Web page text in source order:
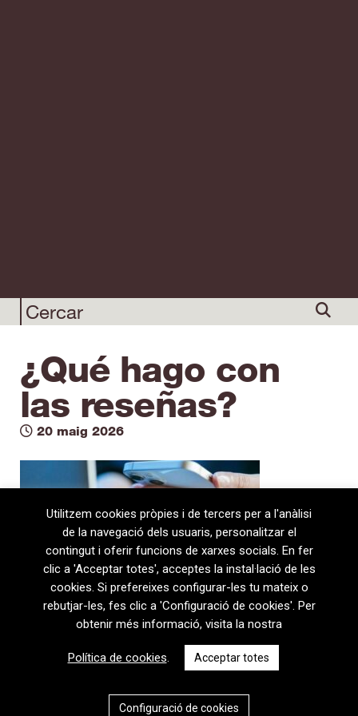
¿Qué hago con
las reseñas?
20 maig 2026
08720 Vilafranca del Penedès · General Prim 5, 2n · Barcelona
T+34 938 170 417 ·
+34 938 170 301
Política de privacitat|Política de cookies
Utilitzem cookies pròpies i de tercers per a l'anàlisi
de la navegació dels usuaris, personalitzar el
contingut i oferir funcions de xarxes socials. En fer
clic a 'Acceptar totes', acceptes la instal·lació de les
cookies. Si prefereixes configurar-les tu mateix o
rebutjar-les, fes clic a 'Configuració de cookies'. Per
obtenir més informació, visita la nostra
Política de cookies. Acceptar totes
Configuració de cookies